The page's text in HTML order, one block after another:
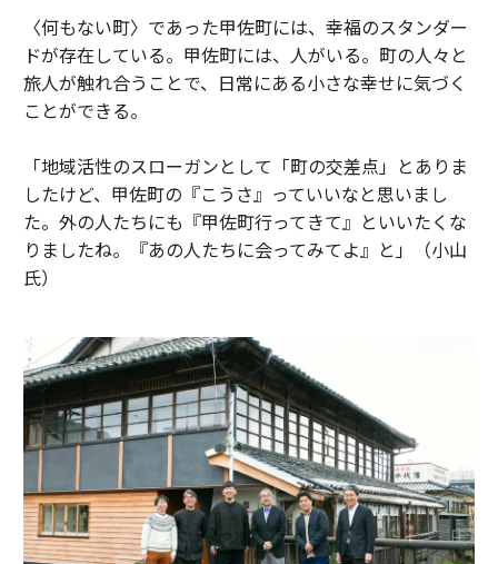
〈何もない町〉であった甲佐町には、幸福のスタンダー
ドが存在している。甲佐町には、人がいる。町の人々と
旅人が触れ合うことで、日常にある小さな幸せに気づく
ことができる。
「地域活性のスローガンとして「町の交差点」とありま
したけど、甲佐町の『こうさ』っていいなと思いまし
た。外の人たちにも『甲佐町行ってきて』といいたくな
りましたね。『あの人たちに会ってみてよ』と」（小山
氏）